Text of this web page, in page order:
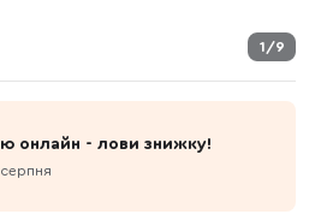
1/9
онлайн - лови знижку!